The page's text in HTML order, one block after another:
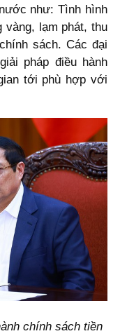
như: Tình hình
lạm phát, thu
sách. Các đại
pháp điều hành
tới phù hợp với
chính sách tiền